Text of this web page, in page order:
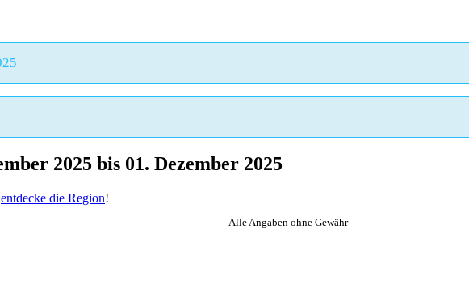
2025 bis 01. Dezember 2025
entdecke die Region!
Alle Angaben ohne Gewähr